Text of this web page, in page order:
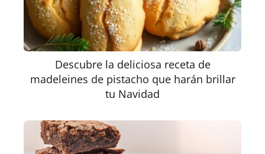
Descubre la deliciosa receta de
madeleines de pistacho que harán brillar
tu Navidad